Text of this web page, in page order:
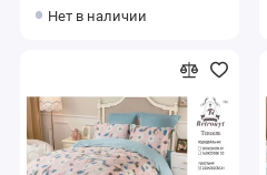
50х70 2 шт и с
Нет в наличии